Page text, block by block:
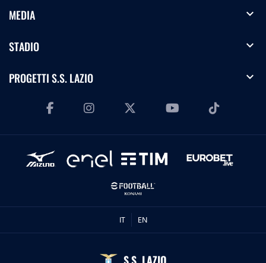
MEDIA expand_more
STADIO expand_more
PROGETTI S.S. LAZIO expand_more
IT EN